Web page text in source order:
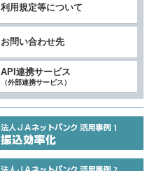
利用規定等について
お問い合わせ先
API連携サービス
（外部連携サービス）